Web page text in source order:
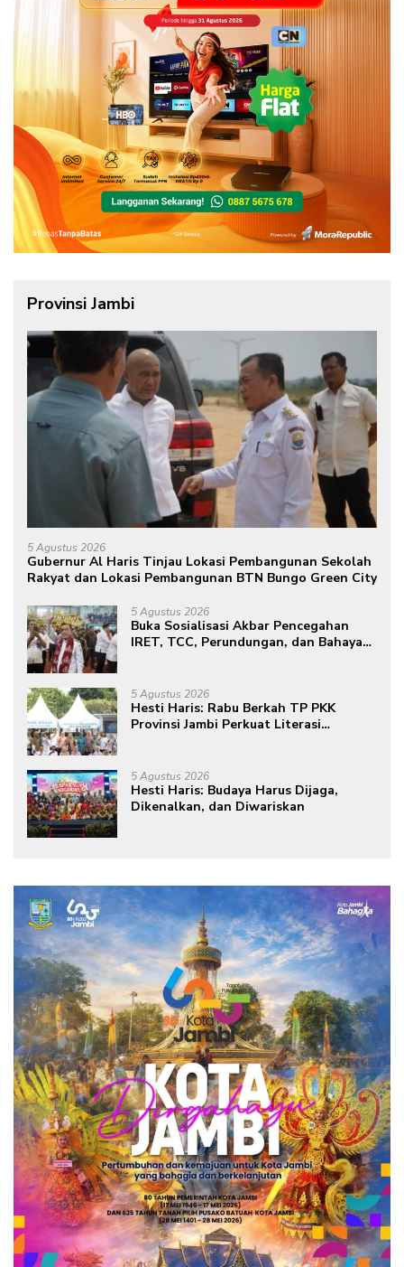
Provinsi Jambi
5 Agustus 2026
Gubernur Al Haris Tinjau Lokasi Pembangunan Sekolah
Rakyat dan Lokasi Pembangunan BTN Bungo Green City
5 Agustus 2026
Buka Sosialisasi Akbar Pencegahan
IRET, TCC, Perundungan, dan Bahaya
masa depan sudah ada di tangan”
5 Agustus 2026
Hesti Haris: Rabu Berkah TP PKK
Provinsi Jambi Perkuat Literasi
5 Agustus 2026
Hesti Haris: Budaya Harus Dijaga,
Dikenalkan, dan Diwariskan